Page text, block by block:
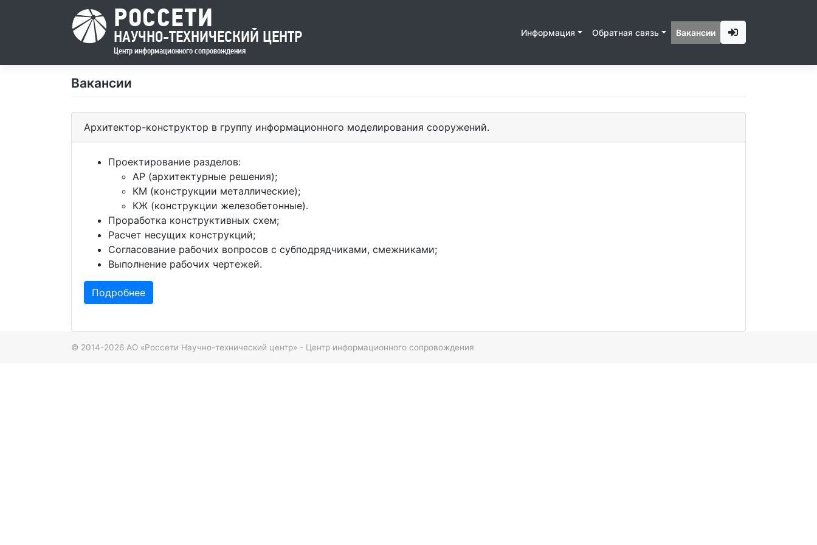
Skip
РОССЕТИ
НАУЧНО-ТЕХНИЧЕСКИЙ ЦЕНТР
Центр информационного сопровождения
Информация Обратная связь Вакансии
Вакансии
Архитектор-конструктор в группу информационного моделирования сооружений.
Проектирование разделов:
АР (архитектурные решения);
КМ (конструкции металлические);
КЖ (конструкции железобетонные).
Проработка конструктивных схем;
Расчет несущих конструкций;
Согласование рабочих вопросов с субподрядчиками, смежниками;
Выполнение рабочих чертежей.
Подробнее
© 2014-2026 АО «Россети Научно-технический центр» - Центр информационного сопровождения